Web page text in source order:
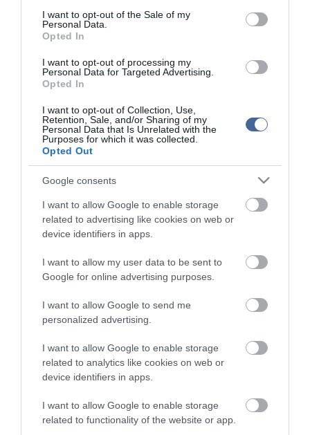
consent section.
I want to opt-out of the Sale of my
Personal Data.
Opted In
I want to opt-out of processing my
Personal Data for Targeted Advertising.
Opted In
I want to opt-out of Collection, Use,
Retention, Sale, and/or Sharing of my
Personal Data that Is Unrelated with the
Purposes for which it was collected.
Opted Out
Google consents
I want to allow Google to enable storage
related to advertising like cookies on web or
device identifiers in apps.
I want to allow my user data to be sent to
Google for online advertising purposes.
I want to allow Google to send me
personalized advertising.
I want to allow Google to enable storage
related to analytics like cookies on web or
device identifiers in apps.
I want to allow Google to enable storage
related to functionality of the website or app.
top fórum témák:
Tanár Úr gyere, mindjárt lesz Lillád!
AZ IGAZSÁG SOHA NEM KÉSŐ
2022.05.10 21:07
JólVanna
Porvihar
2022.03.29 16:11
Mit szólsz? Ide minden baromságot...
Portál szoftver és szerkesztőségi CMS, DMS rendszer:© PortalWare, 2017
Magnum IT Kft.
Médiaajánlat és hirdetési akciók•Impresszum•Adatvédelmi